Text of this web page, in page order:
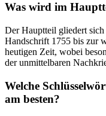
Was wird im
Der Hauptteil gliedert
Handschrift 1755 bis zur
heutigen Zeit, wobei
der unmittelbaren
Welche
am besten?